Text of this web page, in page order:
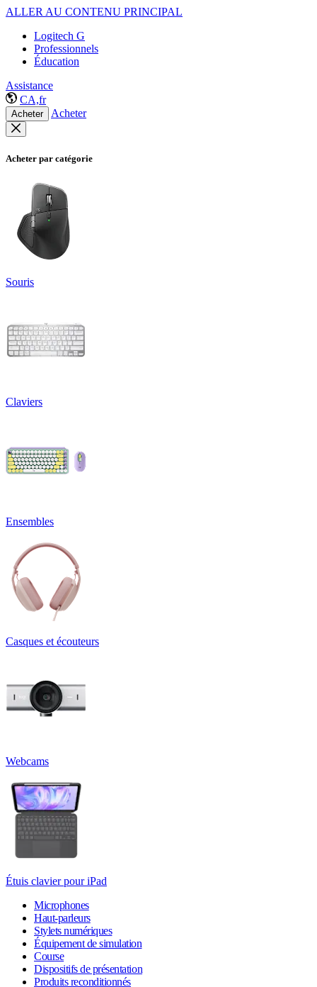
ALLER AU CONTENU PRINCIPAL
Logitech G
Professionnels
Éducation
Assistance
CA,fr
Acheter Acheter
Acheter par catégorie
Souris
Claviers
Ensembles
Casques et écouteurs
Webcams
Étuis clavier pour iPad
Microphones
Haut-parleurs
Stylets numériques
Équipement de simulation
Course
Dispositifs de présentation
Produits reconditionnés